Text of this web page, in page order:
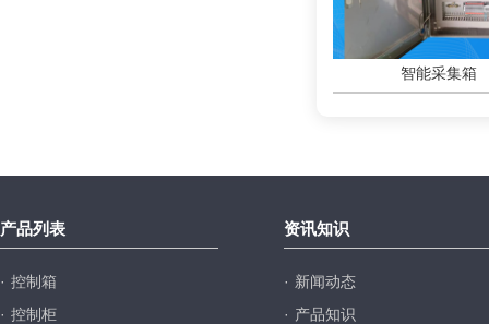
智能采集箱
产品列表
· 控制箱
· 控制柜
资讯知识
· 新闻动态
· 产品知识